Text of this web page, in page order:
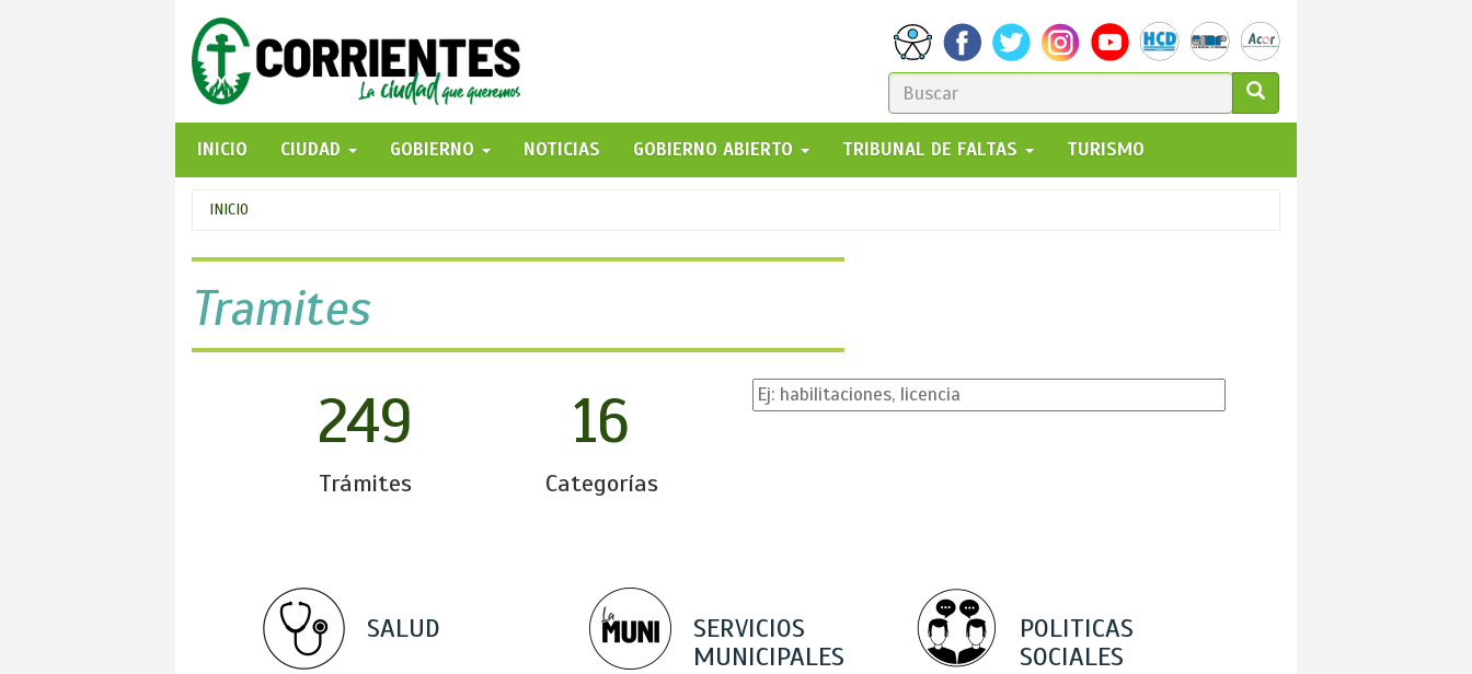
FORMULARIO
DE
BÚSQUEDA
GO!
INICIO
CIUDAD GOBIERNO NOTICIAS GOBIERNO ABIERTO TRIBUNAL DE FALTAS TURISMO
Se
encuentra
usted
aquí
INICIO
Tramites
249
Trámites
16
Categorías
SALUD
SERVICIOS
MUNICIPALES
POLITICAS
SOCIALES